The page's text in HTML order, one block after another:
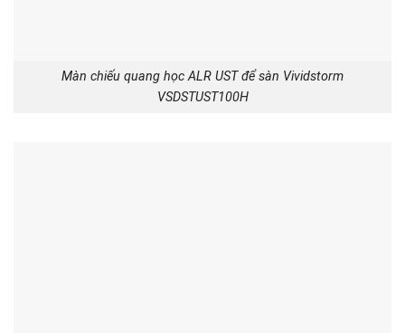
Màn chiếu quang học ALR UST để sàn Vividstorm
VSDSTUST100H